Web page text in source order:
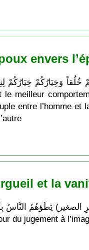
envers
meilleur
entre l’homme
et la
du jugement à